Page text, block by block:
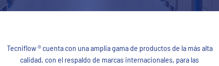
Tecniflow ® cuenta con una amplia gama de productos de la más alta
calidad, con el respaldo de marcas internacionales, para las